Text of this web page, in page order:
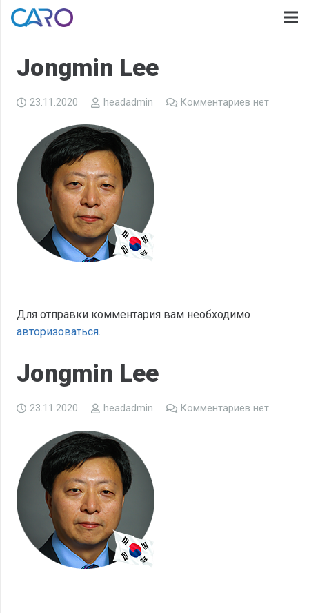
Jongmin Lee
23.11.2020 headadmin Комментариев нет
Для отправки комментария вам необходимо
авторизоваться.
Jongmin Lee
23.11.2020 headadmin Комментариев нет